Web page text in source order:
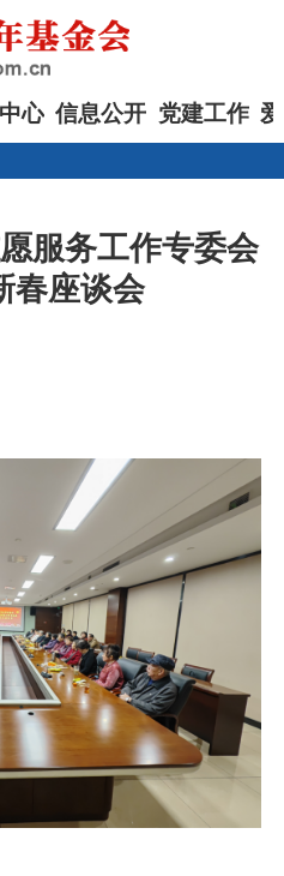
心 信息公开 党建工作
服务工作专委会
春座谈会